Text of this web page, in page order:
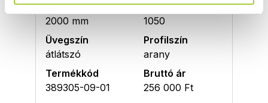
Magasság
2000 mm
Méret
1050
Üvegszín
átlátszó
Profilszín
arany
Termékkód
389305-09-01
Bruttó ár
256 000 Ft